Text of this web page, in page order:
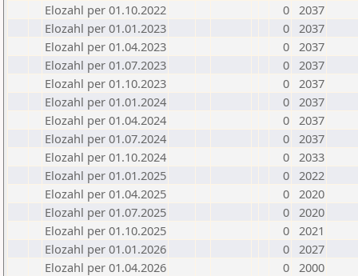
Elozahl per 01.10.2022
0 2037
Elozahl per 01.01.2023
0 2037
Elozahl per 01.04.2023
0 2037
Elozahl per 01.07.2023
0 2037
Elozahl per 01.10.2023
0 2037
Elozahl per 01.01.2024
0 2037
Elozahl per 01.04.2024
0 2037
Elozahl per 01.07.2024
0 2037
Elozahl per 01.10.2024
0 2033
Elozahl per 01.01.2025
0 2022
Elozahl per 01.04.2025
0 2020
Elozahl per 01.07.2025
0 2020
Elozahl per 01.10.2025
0 2021
Elozahl per 01.01.2026
0 2027
Elozahl per 01.04.2026
0 2000